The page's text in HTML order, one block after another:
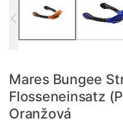
Mares Bungee
Flosseneinsatz
Oranžová